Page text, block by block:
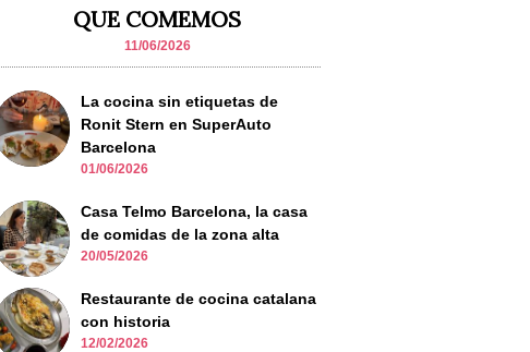
QUE COMEMOS
11/06/2026
La cocina sin etiquetas de
Ronit Stern en SuperAuto
Barcelona
01/06/2026
Casa Telmo Barcelona, la casa
de comidas de la zona alta
20/05/2026
Restaurante de cocina catalana
con historia
12/02/2026